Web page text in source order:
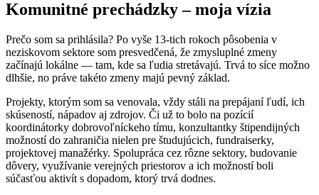
Komunitné prechádzky – moja vízia
Prečo som sa prihlásila? Po vyše 13-tich rokoch pôsobenia v
neziskovom sektore som presvedčená, že zmysluplné zmeny
začínajú lokálne — tam, kde sa ľudia stretávajú. Trvá to síce možno
dlhšie, no práve takéto zmeny majú pevný základ.
Projekty, ktorým som sa venovala, vždy stáli na prepájaní ľudí, ich
skúseností, nápadov aj zdrojov. Či už to bolo na pozícií
koordinátorky dobrovoľníckeho tímu, konzultantky štipendijných
možností do zahraničia nielen pre študujúcich, fundraiserky,
projektovej manažérky. Spolupráca cez rôzne sektory, budovanie
dôvery, využívanie verejných priestorov a ich možností boli
súčasťou aktivít s dopadom, ktorý trvá dodnes.